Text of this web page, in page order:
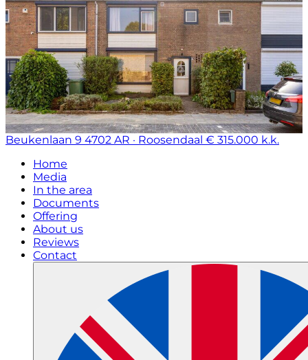
Beukenlaan 9 4702 AR · Roosendaal € 315.000 k.k.
Home
Media
In the area
Documents
Offering
About us
Reviews
Contact